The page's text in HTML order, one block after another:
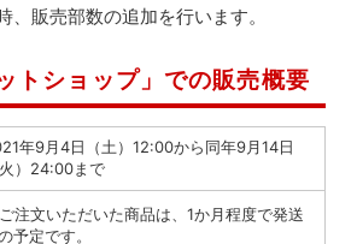
、販売部数の追加を行います。
トショップ」での販売概要
年9月4日（土）12:00から同年9月14日
火）24:00まで
ご注文いただいた商品は、1か月程度で発送
予定です。